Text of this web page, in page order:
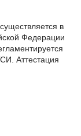
в
Федерации
Аттестация